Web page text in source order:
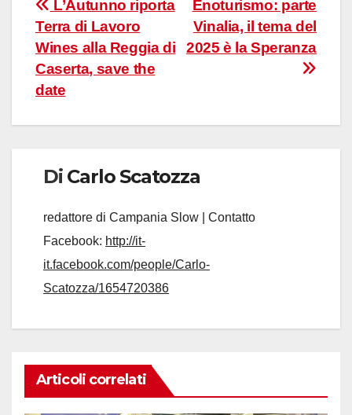
Navigazione
articoli
Enoturismo: parte
Vinalia, il tema del
2025 è la Speranza
L’Autunno riporta
Terra di Lavoro
Wines alla Reggia di
Caserta, save the
date
Di Carlo Scatozza
redattore di Campania Slow | Contatto
Facebook: http://it-
it.facebook.com/people/Carlo-
Scatozza/1654720386
Articoli correlati